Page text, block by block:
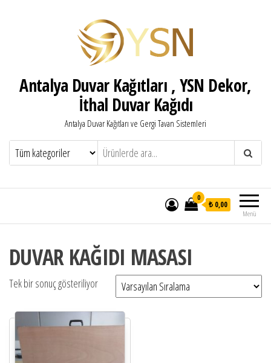
Antalya Duvar Kağıtları , YSN Dekor,
İthal Duvar Kağıdı
Antalya Duvar Kağıtları ve Gergi Tavan Sistemleri
Menü
0
₺ 0,00
DUVAR KAĞIDI MASASI
Tek bir sonuç gösteriliyor